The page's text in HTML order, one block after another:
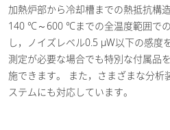
加熱炉部から冷却槽までの熱抵抗構
140 ℃～600 ℃までの全温度範囲で
し，ノイズレベル0.5 μW以下の感度
測定が必要な場合でも特別な付属品
施できます。 また，さまざまな分析
ステムにも対応しています。